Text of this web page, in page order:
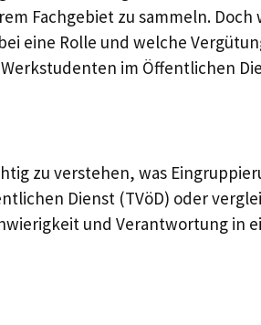
Fachgebiet zu sammeln. Doch
eine Rolle und welche
im Öffentlichen
zu verstehen, was
Dienst (TVöD) oder
und Verantwortung in